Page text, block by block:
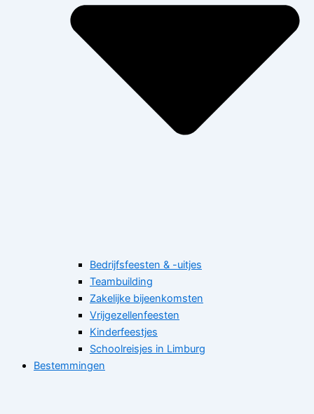
Bedrijfsfeesten & -uitjes
Teambuilding
Zakelijke bijeenkomsten
Vrijgezellenfeesten
Kinderfeestjes
Schoolreisjes in Limburg
Bestemmingen